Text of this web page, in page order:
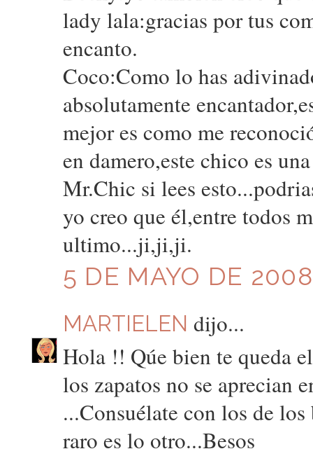
lady lala:gracias por tus
encanto.
Coco:Como lo has
absolutamente
mejor es como me
en damero,este chico es
Mr.Chic si lees
yo creo que él,entre todos
ultimo...ji,ji,ji.
5 DE MAYO DE
MARTIELEN dijo...
Hola !! Qúe bien te queda
los zapatos no se aprecian
...Consuélate con los de
raro es lo otro...Besos